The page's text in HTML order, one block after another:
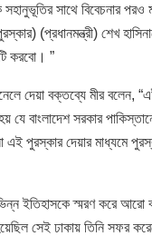
সাথে বিবেচনার পরও
(প্রধানমন্ত্রী) শেখ
করবো। ”
দেয়া বক্তব্যে মীর বলেন,
যে বাংলাদেশ সরকার
এই পুরস্কার দেয়ার মাধ্যমে
ইতিহাসকে স্মরণ করে আরো
সেই ঢাকায় তিনি সফর